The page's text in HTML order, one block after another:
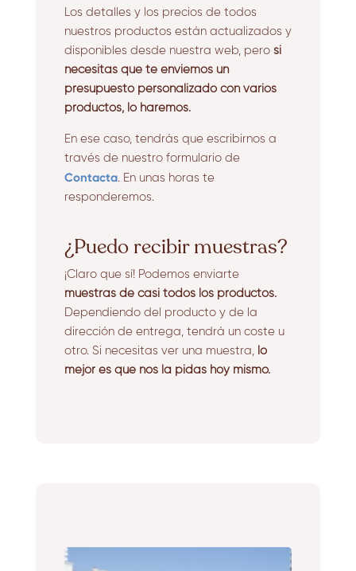
Los detalles y los precios de todos
nuestros productos están actualizados y
disponibles desde nuestra web, pero si
necesitas que te enviemos un
presupuesto personalizado con varios
productos, lo haremos.
En ese caso, tendrás que escribirnos a
través de nuestro formulario de
Contacta. En unas horas te
responderemos.
¿Puedo recibir muestras?
¡Claro que sí! Podemos enviarte
muestras de casi todos los productos.
Dependiendo del producto y de la
dirección de entrega, tendrá un coste u
otro. Si necesitas ver una muestra, lo
mejor es que nos la pidas hoy mismo.